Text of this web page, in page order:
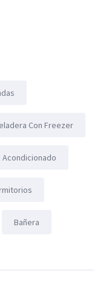
Con Freezer
Acondicionado
Bañera